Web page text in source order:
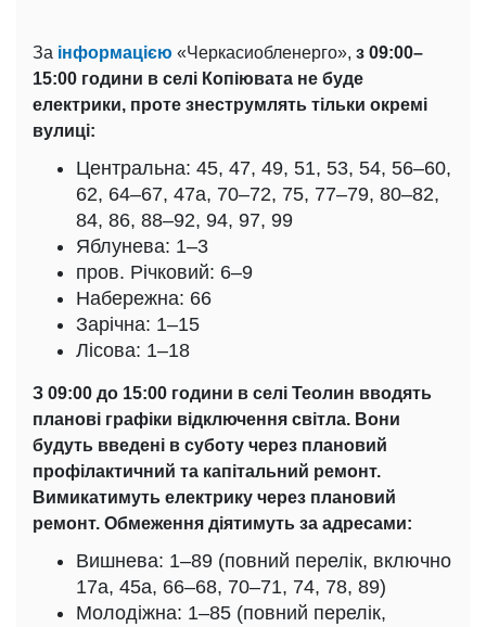
За інформацією «Черкасиобленерго», з 09:00–
15:00 години в селі Копіювата не буде
електрики, проте знеструмлять тільки окремі
вулиці:
Центральна: 45, 47, 49, 51, 53, 54, 56–60,
62, 64–67, 47а, 70–72, 75, 77–79, 80–82,
84, 86, 88–92, 94, 97, 99
Яблунева: 1–3
пров. Річковий: 6–9
Набережна: 66
Зарічна: 1–15
Лісова: 1–18
З 09:00 до 15:00 години в селі Теолин вводять
планові графіки відключення світла. Вони
будуть введені в суботу через плановий
профілактичний та капітальний ремонт.
Вимикатимуть електрику через плановий
ремонт. Обмеження діятимуть за адресами:
Вишнева: 1–89 (повний перелік, включно
17а, 45а, 66–68, 70–71, 74, 78, 89)
Молодіжна: 1–85 (повний перелік,